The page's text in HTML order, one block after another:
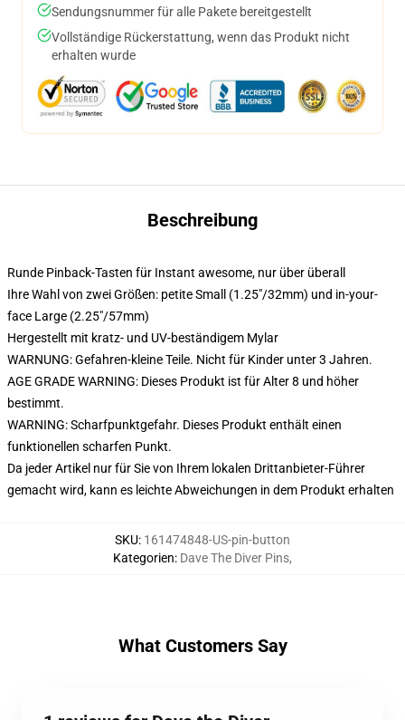
Sendungsnummer für alle Pakete bereitgestellt
Vollständige Rückerstattung, wenn das Produkt nicht
erhalten wurde
Beschreibung
Runde Pinback-Tasten für Instant awesome, nur über überall
Ihre Wahl von zwei Größen: petite Small (1.25"/32mm) und in-your-
face Large (2.25"/57mm)
Hergestellt mit kratz- und UV-beständigem Mylar
WARNUNG: Gefahren-kleine Teile. Nicht für Kinder unter 3 Jahren.
AGE GRADE WARNING: Dieses Produkt ist für Alter 8 und höher
bestimmt.
WARNING: Scharfpunktgefahr. Dieses Produkt enthält einen
funktionellen scharfen Punkt.
Da jeder Artikel nur für Sie von Ihrem lokalen Drittanbieter-Führer
gemacht wird, kann es leichte Abweichungen in dem Produkt erhalten
SKU: 161474848-US-pin-button
Kategorien: Dave The Diver Pins,
What Customers Say